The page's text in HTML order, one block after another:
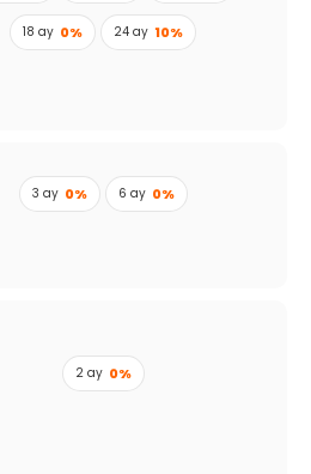
18 ay 0% 24 ay 10%
3 ay 0% 6 ay 0%
2 ay 0%